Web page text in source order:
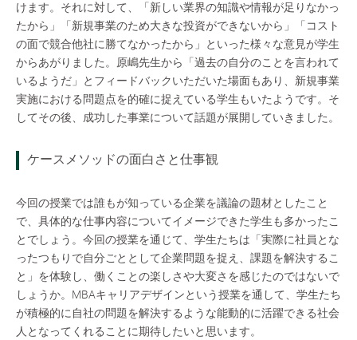
けます。それに対して、「新しい業界の知識や情報が足りなかっ
たから」「新規事業のため大きな投資ができないから」「コスト
の面で競合他社に勝てなかったから」といった様々な意見が学生
からあがりました。原嶋先生から「過去の自分のことを言われて
いるようだ」とフィードバックいただいた場面もあり、新規事業
実施における問題点を的確に捉えている学生もいたようです。そ
してその後、成功した事業について話題が展開していきました。
ケースメソッドの面白さと仕事観
今回の授業では誰もが知っている企業を議論の題材としたこと
で、具体的な仕事内容についてイメージできた学生も多かったこ
とでしょう。今回の授業を通じて、学生たちは「実際に社員とな
ったつもりで自分ごととして企業問題を捉え、課題を解決するこ
と」を体験し、働くことの楽しさや大変さを感じたのではないで
しょうか。MBAキャリアデザインという授業を通して、学生たち
が積極的に自社の問題を解決するような能動的に活躍できる社会
人となってくれることに期待したいと思います。